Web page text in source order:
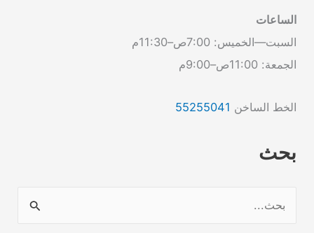
الساعات
السبت—الخميس: 7:00ص–11:30م
الجمعة: 11:00ص–9:00م
الخط الساخن 55255041
بحث